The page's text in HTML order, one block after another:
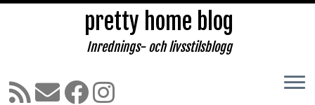
Hoppa
till
pretty home blog
Inrednings- och livsstilsblogg
Hem » Provrum i butiken!!